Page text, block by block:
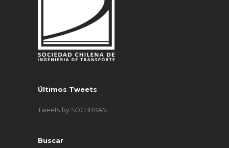
Últimos Tweets
Tweets by SOCHITRAN
Buscar